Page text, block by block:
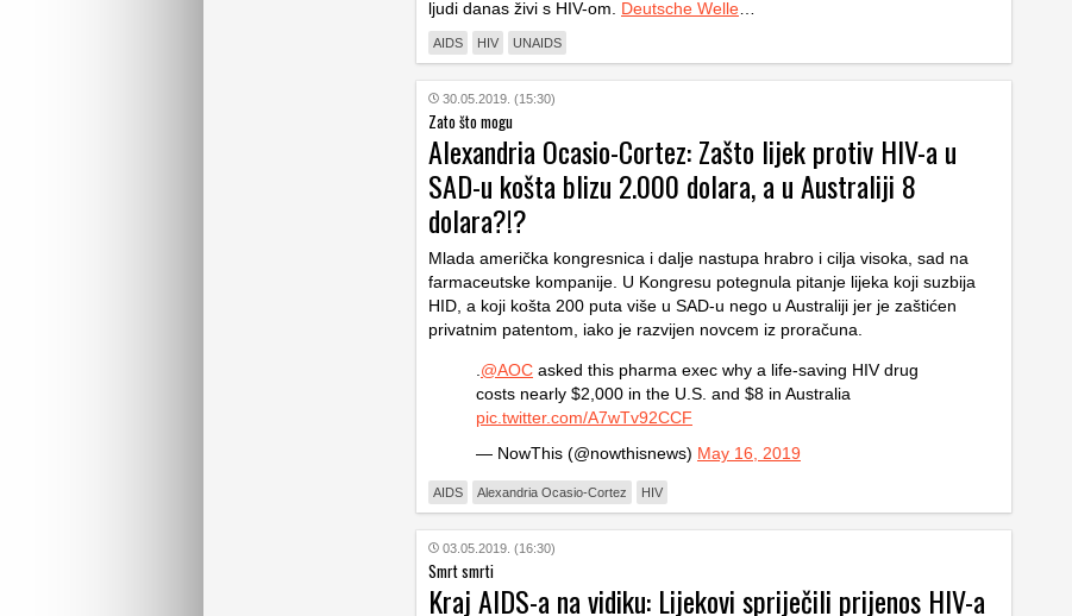
ljudi danas živi s HIV-om. Deutsche Welle…
AIDS HIV UNAIDS
30.05.2019. (15:30)
Zato što mogu
Alexandria Ocasio-Cortez: Zašto lijek protiv HIV-a u
SAD-u košta blizu 2.000 dolara, a u Australiji 8
dolara?!?
Mlada američka kongresnica i dalje nastupa hrabro i cilja visoka, sad na
farmaceutske kompanije. U Kongresu potegnula pitanje lijeka koji suzbija
HID, a koji košta 200 puta više u SAD-u nego u Australiji jer je zaštićen
privatnim patentom, iako je razvijen novcem iz proračuna.
.@AOC asked this pharma exec why a life-saving HIV drug
costs nearly $2,000 in the U.S. and $8 in Australia
pic.twitter.com/A7wTv92CCF
— NowThis (@nowthisnews) May 16, 2019
AIDS Alexandria Ocasio-Cortez HIV
03.05.2019. (16:30)
Smrt smrti
Kraj AIDS-a na vidiku: Lijekovi spriječili prijenos HIV-a